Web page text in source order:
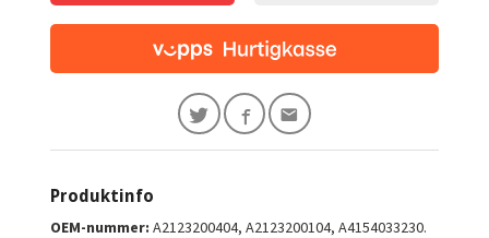
Produktinfo
OEM-nummer: A2123200404, A2123200104, A4154033230.